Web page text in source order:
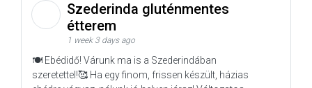
Szederinda gluténmentes
étterem
1 week 3 days ago
🍽️ Ebédidő! Várunk ma is a Szederindában
szeretettel!🥰 Ha egy finom, frissen készült, házias